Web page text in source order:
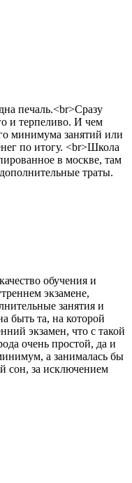
печаль.<br>Сразу
и терпеливо. И чем
минимума занятий или
по итогу. <br>Школа
в москве, там
траты.
обучения и
экзамене,
занятия и
быть та, на которой
экзамен, что с такой
очень простой, да и
а занималась бы
сон, за исключением